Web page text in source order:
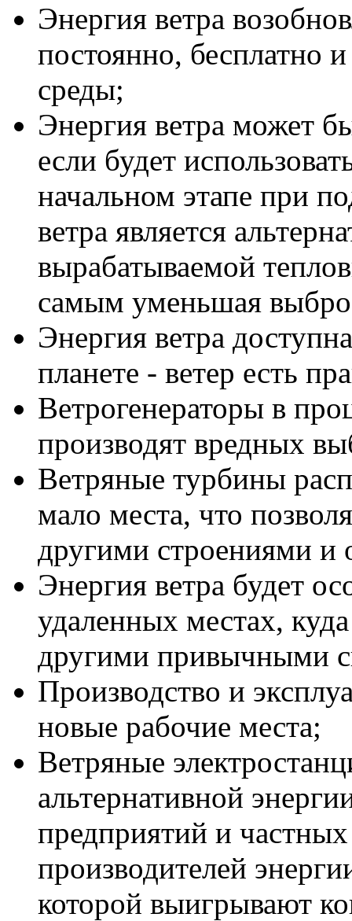
Энергия ветра
постоянно, бесплатно
среды;
Энергия ветра может
если будет
начальном этапе при
ветра является
вырабатываемой
самым уменьшая
Энергия ветра
планете - ветер есть
Ветрогенераторы в
производят вредных
Ветряные турбины
мало места, что
другими строениями и
Энергия ветра будет
удаленных местах,
другими привычными
Производство и
новые рабочие места;
Bетряные
альтернативнoй
предприятий и
производителей
которой выигрывают